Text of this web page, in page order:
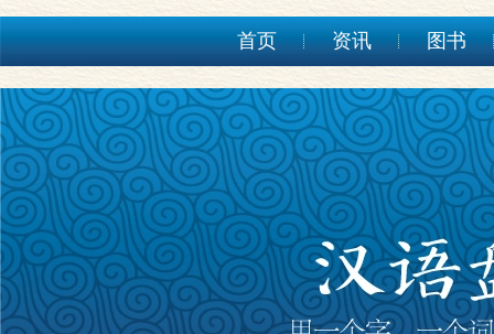
首页 资讯 图书